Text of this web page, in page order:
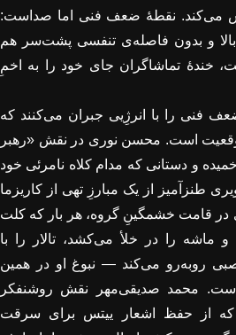
نقطهٔ ضعف فنی اما صداست:
بالا و بدون فاصله‌ی تنفسی پشت‌سر هم
خندهٔ تماشاگران جای خود را به اخمِ
ضعف فنی را با انرژِیی جبران می‌کنند که
است. محسن نوری در نقش «رهبر
و دستانی که مدام کلاه نامرئی خود
طنزآمیز از یک مبارزِ تهی از کاریزما
قامت خشمگینِ گروه، هر بار که کلت
و ماشه را در خلأ می‌کشد، تالار را با
روبه‌رو می‌کند — نبوغ او در همین
است. محمد صدیقی‌مهر نقش روشنفکر
که از حفظ اشعار ییتس برای سرقت